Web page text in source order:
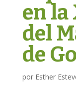
en
del
de
por Esther